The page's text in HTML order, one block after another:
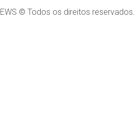
© Todos os direitos reservados.